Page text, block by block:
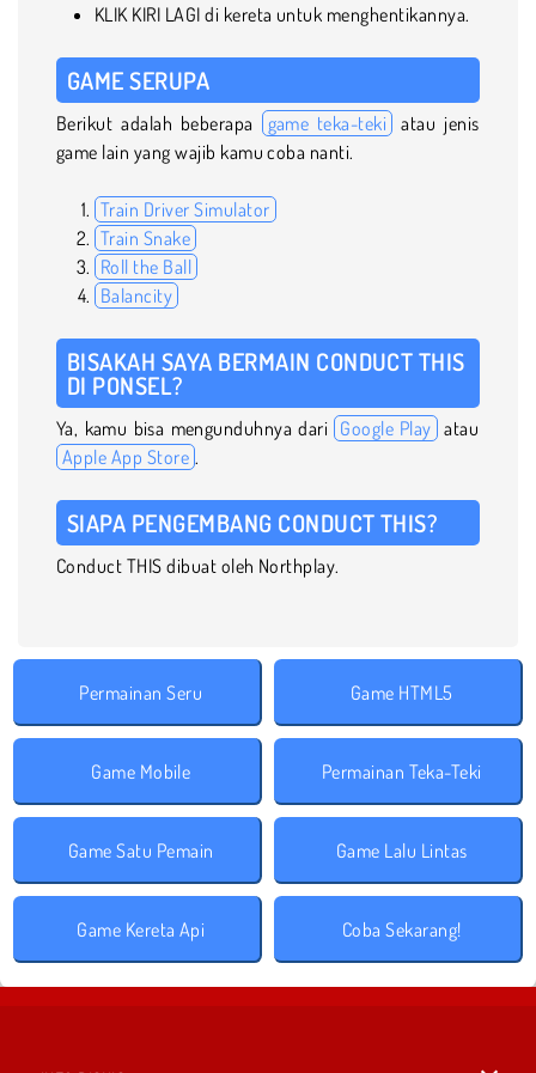
KLIK KIRI LAGI di kereta untuk menghentikannya.
GAME SERUPA
Berikut adalah beberapa game teka-teki
atau jenis
game lain yang wajib kamu coba nanti.
Train Driver Simulator
Train Snake
Roll the Ball
Balancity
BISAKAH SAYA BERMAIN CONDUCT THIS
DI PONSEL?
Ya, kamu bisa mengunduhnya dari Google Play atau
Apple App Store .
SIAPA PENGEMBANG CONDUCT THIS?
Conduct THIS dibuat oleh Northplay.
Permainan Seru Game HTML5
Game Mobile Permainan Teka-Teki
Game Satu Pemain Game Lalu Lintas
Game Kereta Api Coba Sekarang!